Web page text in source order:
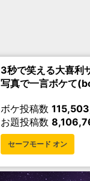
3秒で笑える大喜利
写真で一言ボケて
ボケ投稿数
お題投稿数
セーフモード オン